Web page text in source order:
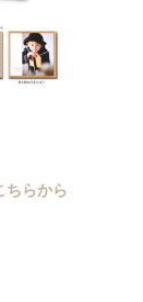
ちらから